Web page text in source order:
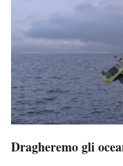
CALENDARIO
AREA PERSONALE
Area Personale
Newsletter
Notifiche mobile
Dragheremo gli